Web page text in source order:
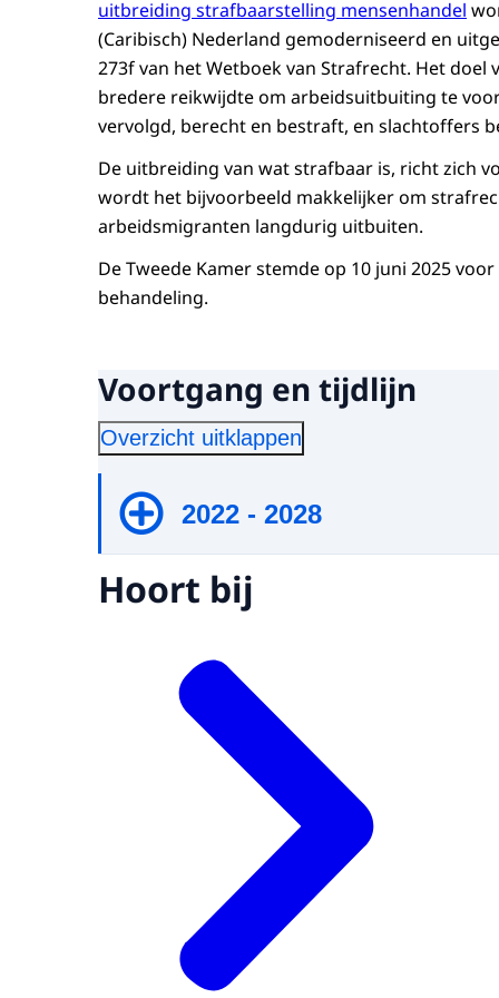
uitbreiding strafbaarstelling mensenhandel
(Caribisch) Nederland gemoderniseerd en
273f van het Wetboek van Strafrecht. Het
bredere reikwijdte om arbeidsuitbuiting te
vervolgd, berecht en bestraft, en slachtoffers
De uitbreiding van wat strafbaar is, richt zich
wordt het bijvoorbeeld makkelijker om
arbeidsmigranten langdurig uitbuiten.
De Tweede Kamer stemde op 10 juni 2025
behandeling.
Voortgang en tijdlijn
Overzicht uitklappen
2022 - 2028
Februari 2022
Voorstel Corporate
November 2022
Initiatief wetsvoorstel nationale
Juli 2024
Inwerkingtreding Corporate
Juni 2025
Tweede Kamer neemt
strafbaarstelling mensenhandel
Hoort bij